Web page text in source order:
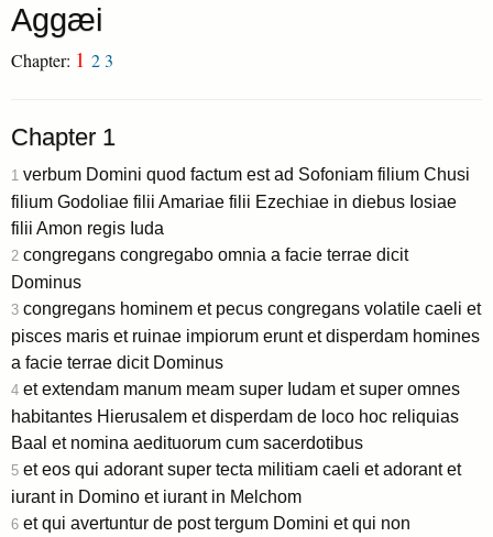
Aggæi
Chapter: 1 23
Chapter 1
1 verbum Domini quod factum est ad Sofoniam filium Chusi
filium Godoliae filii Amariae filii Ezechiae in diebus Iosiae
filii Amon regis Iuda
2 congregans congregabo omnia a facie terrae dicit
Dominus
3 congregans hominem et pecus congregans volatile caeli et
pisces maris et ruinae impiorum erunt et disperdam homines
a facie terrae dicit Dominus
4 et extendam manum meam super Iudam et super omnes
habitantes Hierusalem et disperdam de loco hoc reliquias
Baal et nomina aedituorum cum sacerdotibus
5 et eos qui adorant super tecta militiam caeli et adorant et
iurant in Domino et iurant in Melchom
6 et qui avertuntur de post tergum Domini et qui non